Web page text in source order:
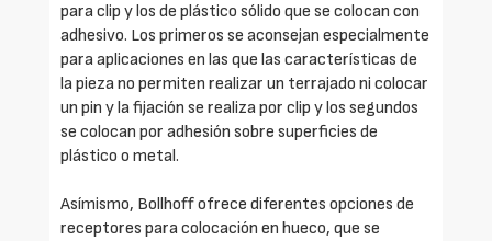
para clip y los de plástico sólido que se colocan con
adhesivo. Los primeros se aconsejan especialmente
para aplicaciones en las que las características de
la pieza no permiten realizar un terrajado ni colocar
un pin y la fijación se realiza por clip y los segundos
se colocan por adhesión sobre superficies de
plástico o metal.
Asímismo, Bollhoff ofrece diferentes opciones de
receptores para colocación en hueco, que se